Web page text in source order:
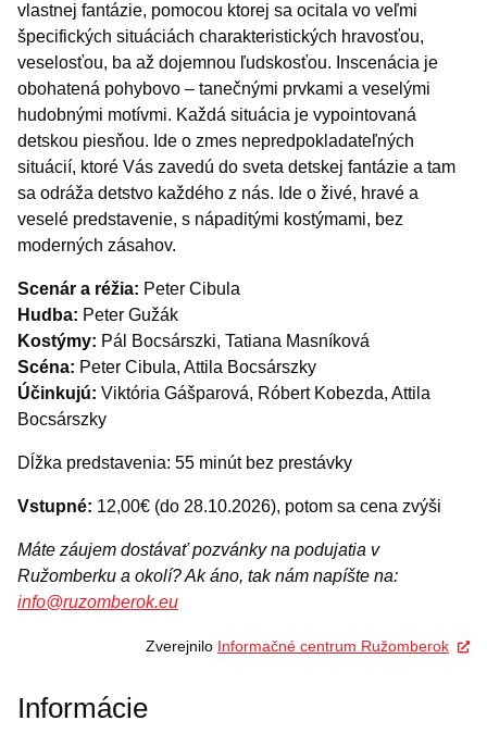
vlastnej fantázie, pomocou ktorej sa ocitala vo veľmi
špecifických situáciách charakteristických hravosťou,
veselosťou, ba až dojemnou ľudskosťou. Inscenácia je
obohatená pohybovo – tanečnými prvkami a veselými
hudobnými motívmi. Každá situácia je vypointovaná
detskou piesňou. Ide o zmes nepredpokladateľných
situácií, ktoré Vás zavedú do sveta detskej fantázie a tam
sa odráža detstvo každého z nás. Ide o živé, hravé a
veselé predstavenie, s nápaditými kostýmami, bez
moderných zásahov.
Scenár a réžia: Peter Cibula
Hudba: Peter Gužák
Kostýmy: Pál Bocsárszki, Tatiana Masníková
Scéna: Peter Cibula, Attila Bocsárszky
Účinkujú: Viktória Gášparová, Róbert Kobezda, Attila
Bocsárszky
Dĺžka predstavenia: 55 minút bez prestávky
Vstupné: 12,00€ (do 28.10.2026), potom sa cena zvýši
Máte záujem dostávať pozvánky na podujatia v
Ružomberku a okolí? Ak áno, tak nám napíšte na:
info@ruzomberok.eu
Zverejnilo Informačné centrum Ružomberok
Informácie